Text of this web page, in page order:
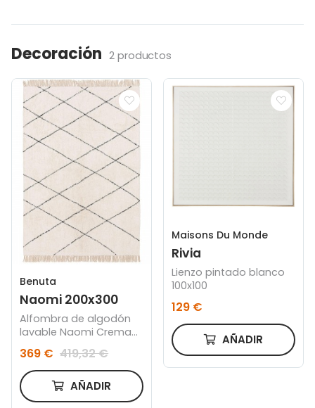
Decoración 2 productos
Benuta
Naomi 200x300
Alfombra de algodón
lavable Naomi Crema
369 € 419,32 €
AÑADIR
Maisons Du Monde
Rivia
Lienzo pintado blanco
100x100
129 €
AÑADIR